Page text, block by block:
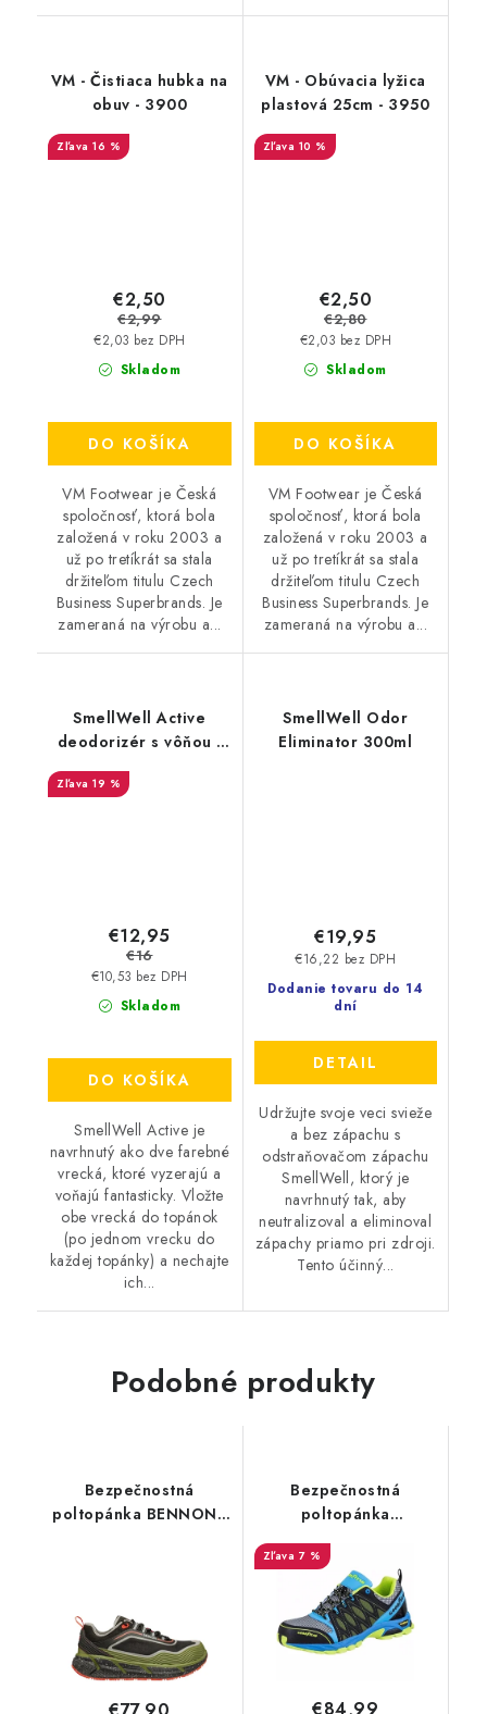
VM - Čistiaca hubka na
obuv - 3900
16 %
Skladom
€2,03 bez DPH
€2,50
€2,99
DO KOŠÍKA
VM Footwear je Česká
spoločnosť, ktorá bola
založená v roku 2003 a
už po tretíkrát sa stala
držiteľom titulu Czech
Business Superbrands. Je
zameraná na výrobu a...
VM - Obúvacia lyžica
plastová 25cm - 3950
10 %
Skladom
€2,03 bez DPH
€2,50
€2,80
DO KOŠÍKA
VM Footwear je Česká
spoločnosť, ktorá bola
založená v roku 2003 a
už po tretíkrát sa stala
držiteľom titulu Czech
Business Superbrands. Je
zameraná na výrobu a...
SmellWell Active
deodorizér s vôňou -
19 %
Skladom
€10,53 bez DPH
€12,95
€16
DO KOŠÍKA
SmellWell Active je
navrhnutý ako dve farebné
vrecká, ktoré vyzerajú a
voňajú fantasticky. Vložte
obe vrecká do topánok
(po jednom vrecku do
každej topánky) a nechajte
ich...
SmellWell Odor
Eliminator 300ml
Dodanie tovaru do 14
dní
€16,22 bez DPH
€19,95
DETAIL
Udržujte svoje veci svieže
a bez zápachu s
odstraňovačom zápachu
SmellWell, ktorý je
navrhnutý tak, aby
neutralizoval a eliminoval
zápachy priamo pri zdroji.
Tento účinný...
Podobné produkty
Bezpečnostná
poltopánka BENNON -
Bezpečnostná
poltopánka
GOODYEAR S1 SRA
HRO 21018 modro-
zelená
7 %